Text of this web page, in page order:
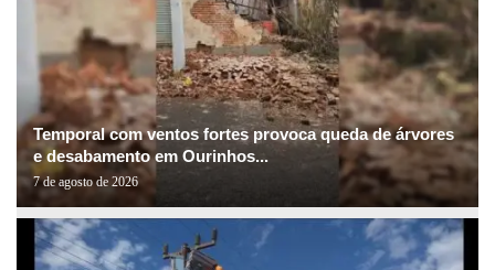
Temporal com ventos fortes provoca queda de árvores
e desabamento em Ourinhos...
7 de agosto de 2026